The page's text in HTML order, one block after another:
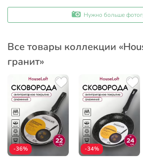
Нужно больше
Все товары коллекции
гранит»
-36% -34%